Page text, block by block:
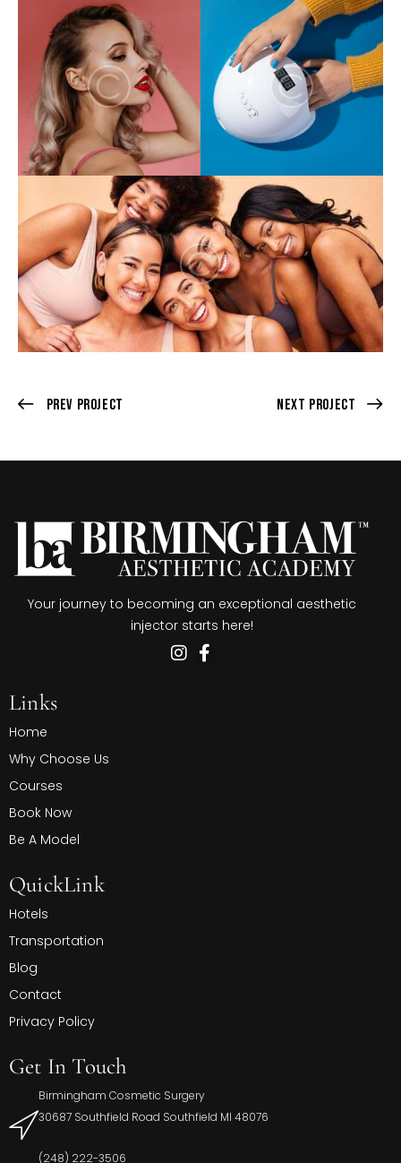
Prev Project Next Project
Your journey to becoming an exceptional aesthetic
injector starts here!
Links
Home
Why Choose Us
Courses
Book Now
Be A Model
QuickLink
Hotels
Transportation
Blog
Contact
Privacy Policy
Get In Touch
Birmingham Cosmetic Surgery
30687 Southfield Road Southfield MI 48076
(248) 222-3506